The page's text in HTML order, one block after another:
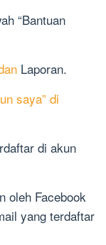
“Bantuan
Laporan.
saya” di
di akun
oleh Facebook
yang terdaftar